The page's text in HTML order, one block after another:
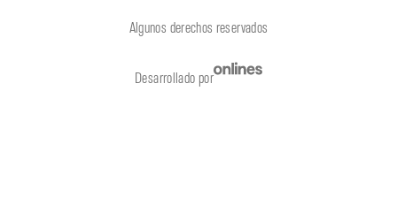
Algunos derechos reservados
Desarrollado por